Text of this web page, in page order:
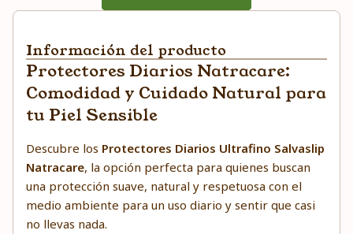
Información del producto
Protectores Diarios Natracare:
Comodidad y Cuidado Natural para
tu Piel Sensible
Descubre los Protectores Diarios Ultrafino Salvaslip
Natracare, la opción perfecta para quienes buscan
una protección suave, natural y respetuosa con el
medio ambiente para un uso diario y sentir que casi
no llevas nada.